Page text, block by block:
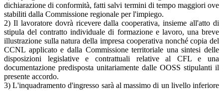
dichiarazione di conformità, fatti salvi termini di tempo maggiori ove
stabiliti dalla Commissione regionale per l'impiego.
2) Il lavoratore dovrà ricevere dalla cooperativa, insieme all'atto di
stipula del contratto individuale di formazione e lavoro, una breve
illustrazione sulla natura della impresa cooperativa nonché copia del
CCNL applicato e dalla Commissione territoriale una sintesi delle
disposizioni legislative e contrattuali relative al CFL e una
documentazione predisposta unitariamente dalle OOSS stipulanti il
presente accordo.
3) L'inquadramento d'ingresso sarà al massimo di un livello inferiore